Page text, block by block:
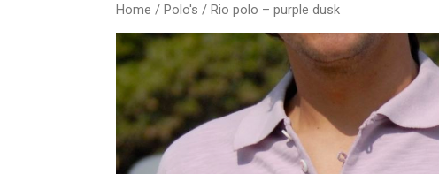
Home /Polo's / Rio polo – purple dusk